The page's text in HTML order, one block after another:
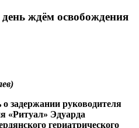
ждём освобождения
задержании руководителя
«Ритуал» Эдуарда
гериатрического